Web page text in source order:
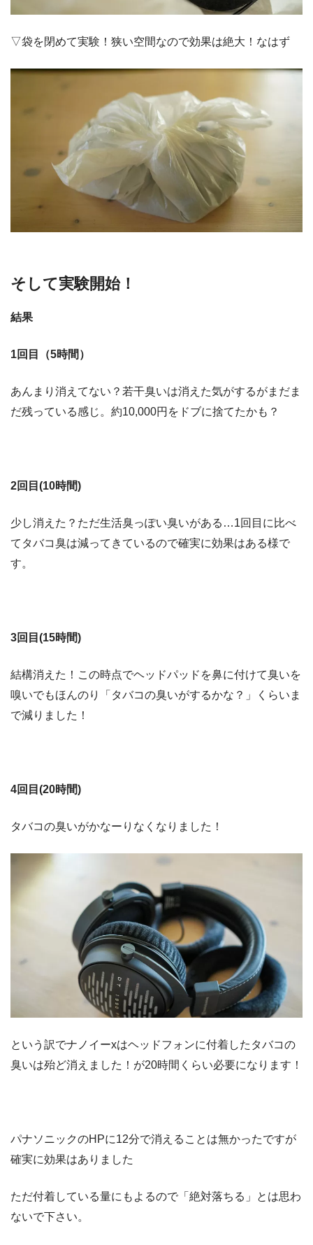
▽袋を閉めて実験！狭い空間なので効果は絶大！なはず
そして実験開始！
結果
1回目（5時間）
あんまり消えてない？ 若干臭いは消えた気がするがまだま
だ残っている感じ。約10,000円をドブに捨てたかも？
2回目 (10時間)
少し消えた？ただ生活臭っぽい臭いがある…1回目に比べ
てタバコ臭は減ってきているので確実に効果はある様で
す。
3回目 (15時間)
結構消えた！この時点でヘッドパッドを鼻に付けて臭いを
嗅いでもほんのり「タバコの臭いがするかな？」くらいま
で減りました！
4回目(20時間)
タバコの臭いがかなーりなくなりました！
という訳でナノイーxはヘッドフォンに付着したタバコの
臭いは殆ど消えました！が20時間くらい必要になります！
パナソニックのHPに12分で消えることは無かったですが
確実に効果はありました
ただ付着している量にもよるので「絶対落ちる」とは思わ
ないで下さい。